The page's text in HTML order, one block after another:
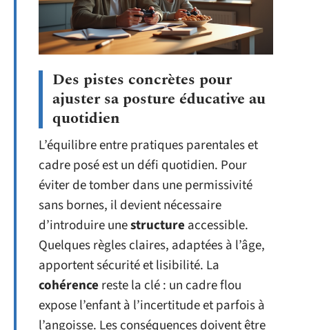
Des pistes concrètes pour
ajuster sa posture éducative au
quotidien
L’équilibre entre pratiques parentales et
cadre posé est un défi quotidien. Pour
éviter de tomber dans une permissivité
sans bornes, il devient nécessaire
d’introduire unestructure accessible.
Quelques règles claires, adaptées à l’âge,
apportent sécurité et lisibilité. La
cohérence reste la clé : un cadre flou
expose l’enfant à l’incertitude et parfois à
l’angoisse. Les conséquences doivent être